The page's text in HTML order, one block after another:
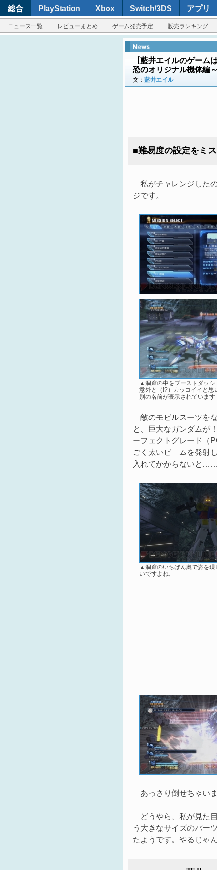
総合 PlayStation Xbox Switch/3DS アプリ
ニュース一覧 レビューまとめ ゲーム発売予定 販売ランキング
【藍井エイルのゲーム
恐のオリジナル機体編
文： 藍井エイル
■難易度の設定をミ
私がチャレンジした
ジです。
▲洞窟の中をブーストダッシ
意外と（!?）カッコイイと
別の名前が表示されています
敵のモビルスーツを
と、巨大なガンダムが
ーフェクトグレード（
ごく太いビームを発射
入れてかからないと
▲洞窟のいちばん奥で姿を現
いですよね。
あっさり倒せちゃい
どうやら、私が見た
う大きなサイズのパー
たようです。やるじゃ